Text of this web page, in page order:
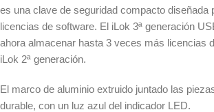
es una clave de seguridad compacto diseñada
licencias de software. El iLok 3ª generación
ahora almacenar hasta 3 veces más licencias
iLok 2ª generación.
El marco de aluminio extruido juntado las
durable, con un luz azul del indicador LED.